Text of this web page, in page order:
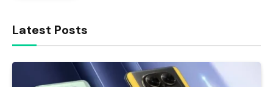
Latest Posts